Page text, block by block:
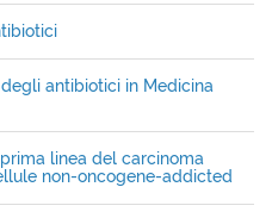
antibiotici in Medicina
linea del carcinoma
non-oncogene-addicted